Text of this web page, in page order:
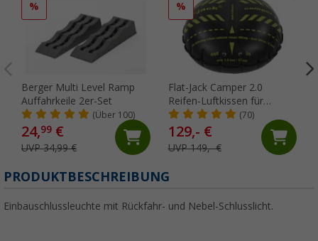
%
Berger Multi Level Ramp
Auffahrkeile 2er-Set
(Über 100)
24,99 €
UVP 34,99 €
%
Flat-Jack Camper 2.0
Reifen-Luftkissen für
Fahrzeuge bis 6 Tonnen &
bis 305 mm Reifenbreite
(70)
129,- €
UVP 149,- €
PRODUKTBESCHREIBUNG
Einbauschlussleuchte mit Rückfahr- und Nebel-Schlusslicht.